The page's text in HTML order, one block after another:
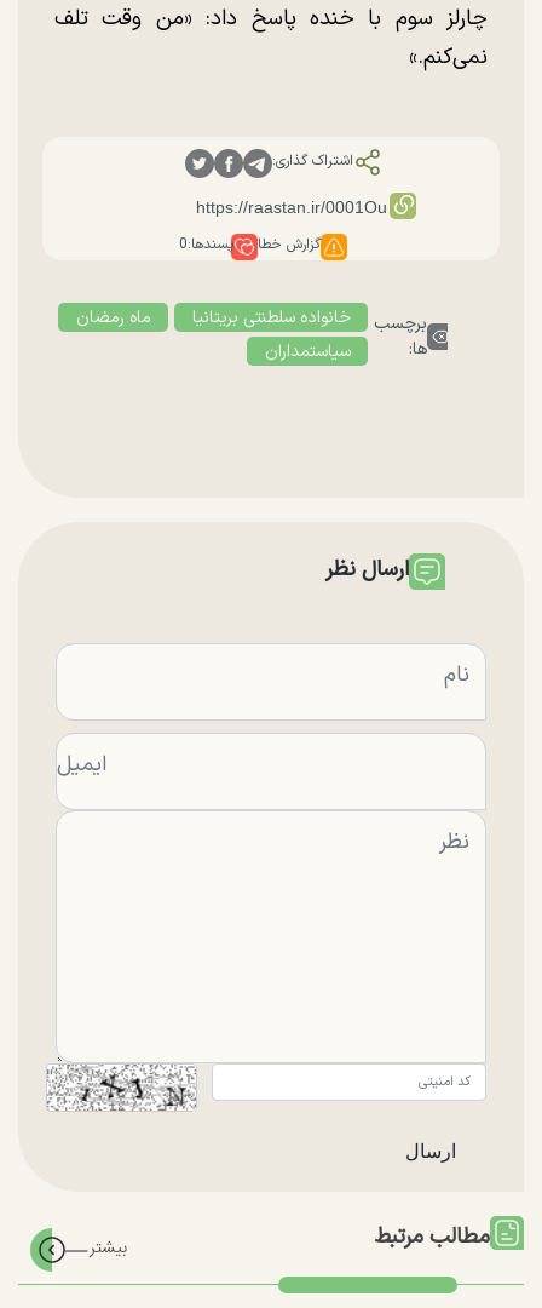
چارلز سوم با خنده پاسخ داد: «من وقت تلف
نمی‌کنم.»
اشتراک گذاری:
گزارش خطا پسندها:0
برچسب
ها:
خانواده سلطنتی بریتانیا
ماه رمضان
سیاستمداران
ارسال نظر
مطالب مرتبط